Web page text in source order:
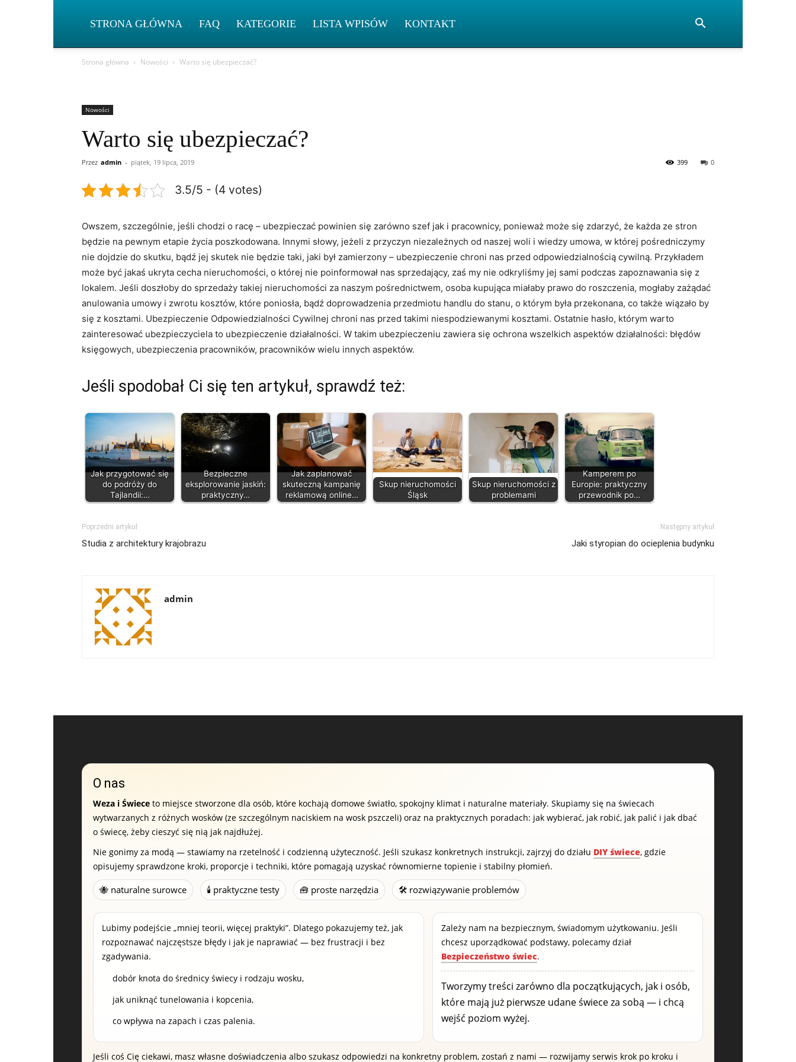
STRONA GŁÓWNA FAQ KATEGORIE LISTA WPISÓW KONTAKT
Strona główna Nowości Warto się ubezpieczać?
Nowości
Warto się ubezpieczać?
Przez admin - piątek, 19 lipca, 2019 0
399
3.5/5 - (4 votes)
Owszem, szczególnie, jeśli chodzi o racę – ubezpieczać powinien się zarówno szef jak i pracownicy, ponieważ może się zdarzyć, że każda ze stron
będzie na pewnym etapie życia poszkodowana. Innymi słowy, jeżeli z przyczyn niezależnych od naszej woli i wiedzy umowa, w której pośredniczymy
nie dojdzie do skutku, bądź jej skutek nie będzie taki, jaki był zamierzony – ubezpieczenie chroni nas przed odpowiedzialnością cywilną. Przykładem
może być jakaś ukryta cecha nieruchomości, o której nie poinformował nas sprzedający, zaś my nie odkryliśmy jej sami podczas zapoznawania się z
lokalem. Jeśli doszłoby do sprzedaży takiej nieruchomości za naszym pośrednictwem, osoba kupująca miałaby prawo do roszczenia, mogłaby zażądać
anulowania umowy i zwrotu kosztów, które poniosła, bądź doprowadzenia przedmiotu handlu do stanu, o którym była przekonana, co także wiązało by
się z kosztami. Ubezpieczenie Odpowiedzialności Cywilnej chroni nas przed takimi niespodziewanymi kosztami. Ostatnie hasło, którym warto
zainteresować ubezpieczyciela to ubezpieczenie działalności. W takim ubezpieczeniu zawiera się ochrona wszelkich aspektów działalności: błędów
księgowych, ubezpieczenia pracowników, pracowników wielu innych aspektów.
Jeśli spodobał Ci się ten artykuł, sprawdź też:
Jak przygotować się
do podróży do
Tajlandii:…
Bezpieczne
eksplorowanie jaskiń:
praktyczny…
Jak zaplanować
skuteczną kampanię
reklamową online…
Skup nieruchomości
Śląsk
Skup nieruchomości z
problemami
Kamperem po
Europie: praktyczny
przewodnik po…
Poprzedni artykuł
Studia z architektury krajobrazu
Następny artykuł
Jaki styropian do ocieplenia budynku
admin
O nas
Weza i Świece to miejsce stworzone dla osób, które kochają domowe światło, spokojny klimat i naturalne materiały. Skupiamy się na świecach
wytwarzanych z różnych wosków (ze szczególnym naciskiem na wosk pszczeli) oraz na praktycznych poradach: jak wybierać, jak robić, jak palić i jak dbać
o świecę, żeby cieszyć się nią jak najdłużej.
Nie gonimy za modą — stawiamy na rzetelność i codzienną użyteczność. Jeśli szukasz konkretnych instrukcji, zajrzyj do działu DIY świece, gdzie
opisujemy sprawdzone kroki, proporcje i techniki, które pomagają uzyskać równomierne topienie i stabilny płomień.
🐝 naturalne surowce 🕯️ praktyczne testy 🧰 proste narzędzia 🛠️ rozwiązywanie problemów
Lubimy podejście „mniej teorii, więcej praktyki”. Dlatego pokazujemy też, jak
rozpoznawać najczęstsze błędy i jak je naprawiać — bez frustracji i bez
zgadywania.
dobór knota do średnicy świecy i rodzaju wosku,
jak uniknąć tunelowania i kopcenia,
co wpływa na zapach i czas palenia.
Zależy nam na bezpiecznym, świadomym użytkowaniu. Jeśli
chcesz uporządkować podstawy, polecamy dział
Bezpieczeństwo świec.
Tworzymy treści zarówno dla początkujących, jak i osób,
które mają już pierwsze udane świece za sobą — i chcą
wejść poziom wyżej.
Jeśli coś Cię ciekawi, masz własne doświadczenia albo szukasz odpowiedzi na konkretny problem, zostań z nami — rozwijamy serwis krok po kroku i